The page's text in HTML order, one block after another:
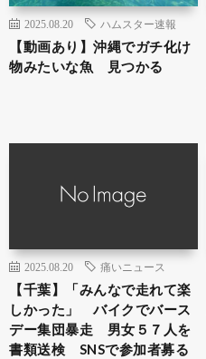
2025.08.20 ハムスター速報
【動画あり】沖縄でガチ化け
物みたいな魚 見つかる
2025.08.20 痛いニュース
【千葉】「みんなで走れて楽
しかった」 バイクでバース
デー集団暴走 男女５７人を
書類送検 SNSで参加者募る